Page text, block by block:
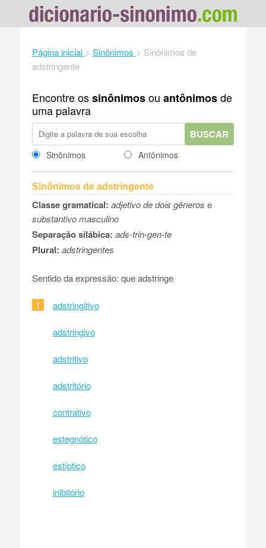
Página inicial > Sinônimos > Sinônimos de
adstringente
Encontre ossinônimosou antônimosde
uma palavra
BUSCAR
Sinônimos Antônimos
Sinônimos de adstringente
Classe gramatical: adjetivo de dois gêneros e
substantivo masculino
Separação silábica: ads-trin-gen-te
Plural: adstringentes
Sentido da expressão: que adstringe
1 adstringitivo
adstringivo
adstritivo
adstritório
contrativo
estegnótico
estíptico
inibitório